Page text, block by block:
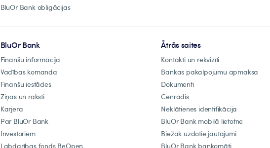
BluOr Bank obligācijas
BluOr Bank
Finanšu informācija
Vadības komanda
Finanšu iestādes
Ziņas un raksti
Karjera
Par BluOr Bank
Investoriem
Labdarības fonds BeOpen
Ātrās saites
Kontakti un rekvizīti
Bankas pakalpojumu apmaksa
Dokumenti
Cenrādis
Neklātienes identifikācija
BluOr Bank mobilā lietotne
Biežāk uzdotie jautājumi
BluOr Bank bankomāti